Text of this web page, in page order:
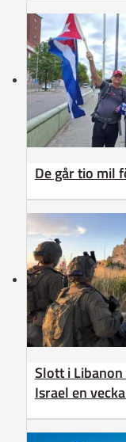
De går tio mil
Slott i
Israel en